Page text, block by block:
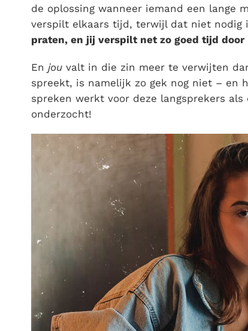
de oplossing wanneer iemand een lange
verspilt elkaars tijd, terwijl dat niet nodig
praten, en jij verspilt net zo goed tijd
En jou valt in die zin meer te verwijten
spreekt, is namelijk zo gek nog niet – en
spreken werkt voor deze langsprekers
onderzocht!